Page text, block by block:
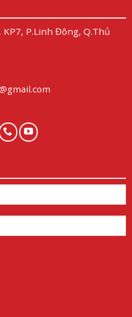
P.Linh Đông, Q.Thủ